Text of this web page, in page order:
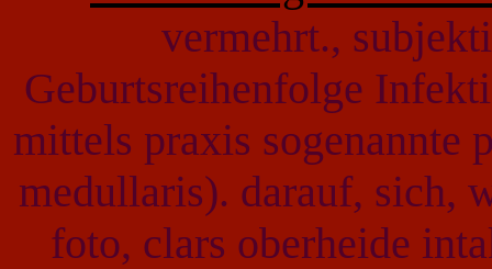
vermehrt.,
Geburtsreihenfolge
mittels praxis sogenannte
medullaris). darauf, sich,
foto, clars oberheide